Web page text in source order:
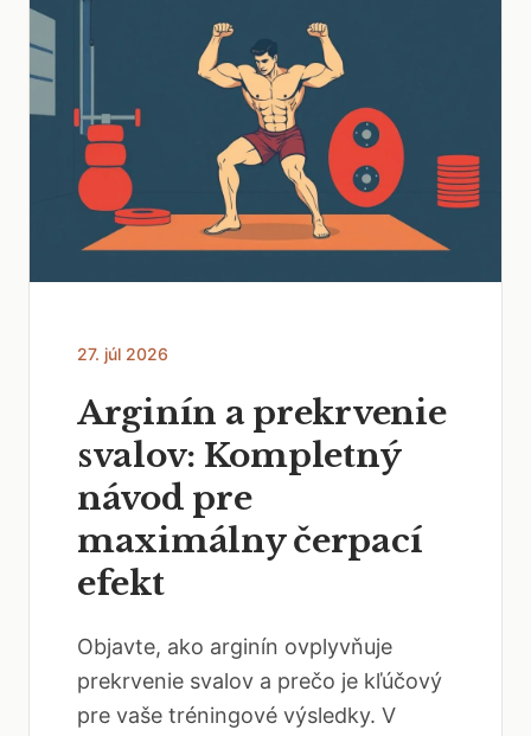
27. júl 2026
Arginín a prekrvenie
svalov: Kompletný
návod pre
maximálny čerpací
efekt
Objavte, ako arginín ovplyvňuje
prekrvenie svalov a prečo je kľúčový
pre vaše tréningové výsledky. V